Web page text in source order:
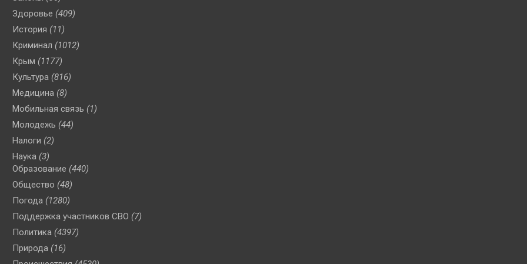
Здоровье (409)
История (11)
Криминал (1012)
Крым (1177)
Культура (816)
Медицина (8)
Мобильная связь (1)
Молодежь (44)
Налоги (2)
Наука (3)
Образование (440)
Общество (48)
Погода (1280)
Поддержка участников СВО (7)
Политика (4397)
Природа (16)